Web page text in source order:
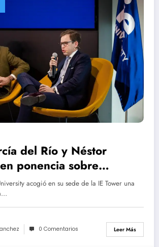
del Río y Néstor
ponencia sobre
IE University
acogió en su sede de la IE Tower una
0 Comentarios Leer Más